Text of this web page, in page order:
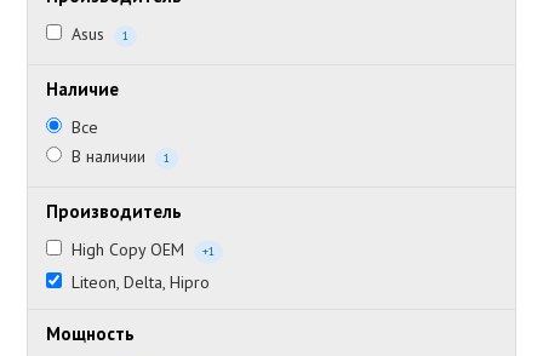
Asus 1
Наличие
Все
В наличии
1
Производитель
High Copy OEM +1
Liteon, Delta, Hipro
Мощность